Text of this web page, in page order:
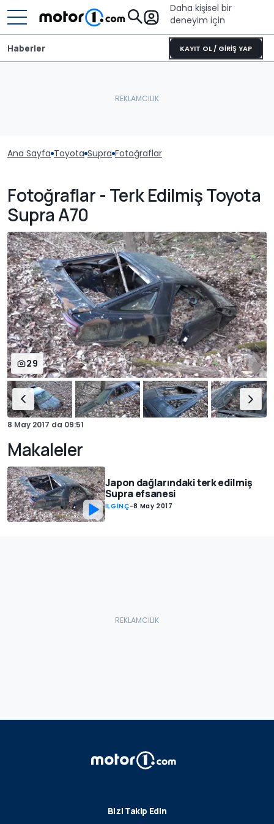
Daha kişisel bir
deneyim için
KAYIT OL / GİRİŞ YAP
Haberler
Ana Sayfa Toyota Supra Fotoğraflar
Fotoğraflar - Terk Edilmiş Toyota
Supra A70
29
8 May 2017 da 09:51
Makaleler
Japon dağlarındaki terk edilmiş
Supra efsanesi
İLGİNÇ-8 May 2017
Bizi Takip Edin